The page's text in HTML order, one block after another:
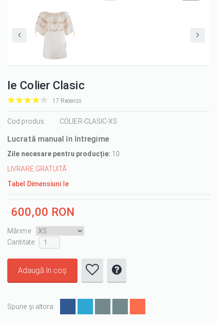
Ie Colier Clasic
it
1/5
it
2/5
it
3/5
it
4/5
it
5/5
17 Recenzii
Cod produs: COLIER-CLASIC-XS
Lucrată manual în întregime
Zile necesare pentru producție: 10
LIVRARE GRATUITĂ
Tabel Dimensiuni Ie
600,00 RON
Mărime
Cantitate :
Spune și altora: